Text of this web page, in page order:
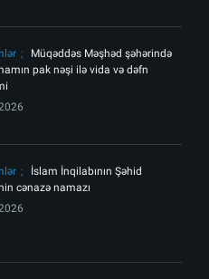
Müqəddəs Məşhəd şəhərində
pak nəşi ilə vida və dəfn
İslam İnqilabının Şəhid
cənazə namazı